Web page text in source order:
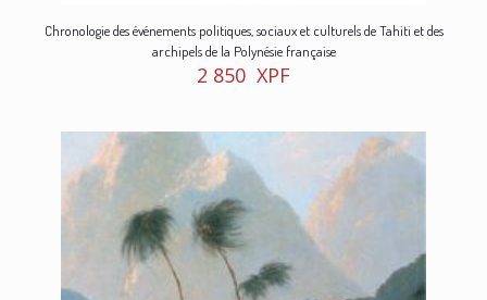
Chronologie des événements politiques, sociaux et culturels de Tahiti et des
archipels de la Polynésie française
2 850 XPF